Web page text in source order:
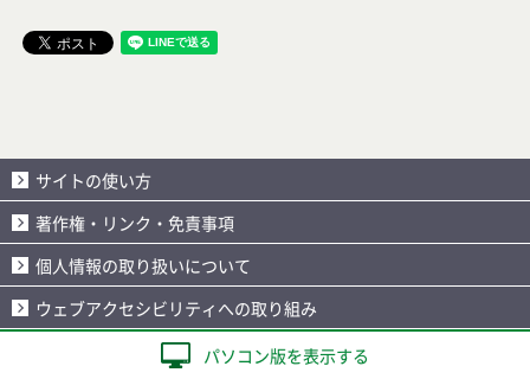
サイトの使い方
著作権・リンク・免責事項
個人情報の取り扱いについて
ウェブアクセシビリティへの取り組み
パソコン版を表示する